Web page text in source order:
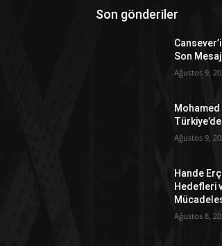
Son gönderiler
Son
Ağustos 9,
Mohamed
Ağustos 9,
Hande
Hedefleri
Ağustos 8,